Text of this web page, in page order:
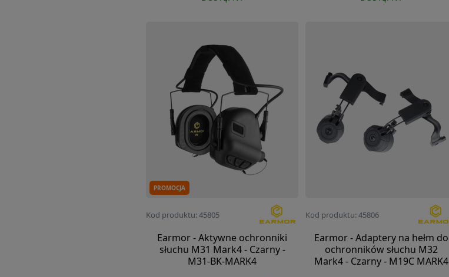
PROMOCJA
Kod produktu: 45805
Earmor - Aktywne ochronniki
słuchu M31 Mark4 - Czarny -
M31-BK-MARK4
Kod produktu: 45806
Earmor - Adaptery na hełm do
ochronników słuchu M32
Mark4 - Czarny - M19C MARK4